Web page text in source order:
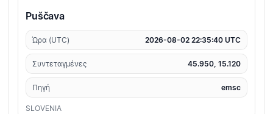
Puščava
Ώρα (UTC) 2026-08-02 22:35:40 UTC
Συντεταγμένες 45.950, 15.120
Πηγή emsc
SLOVENIA